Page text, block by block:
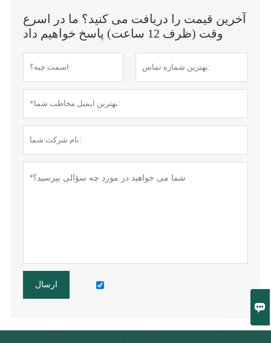

آخرین قیمت را دریافت می کنید؟ ما در اسرع
وقت (ظرف 12 ساعت) پاسخ خواهیم داد
ارسال